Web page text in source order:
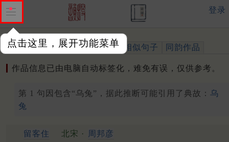
点击这里，展开功能菜单
登录
作品 标注四声 出处、引用 相似句子 同韵作品
作品信息已由电脑自动标签化，难免有误，仅供参考。
第 1 句因包含“乌兔”，据此推断可能引用了典故： 乌
兔
留客住 北宋 · 周邦彦